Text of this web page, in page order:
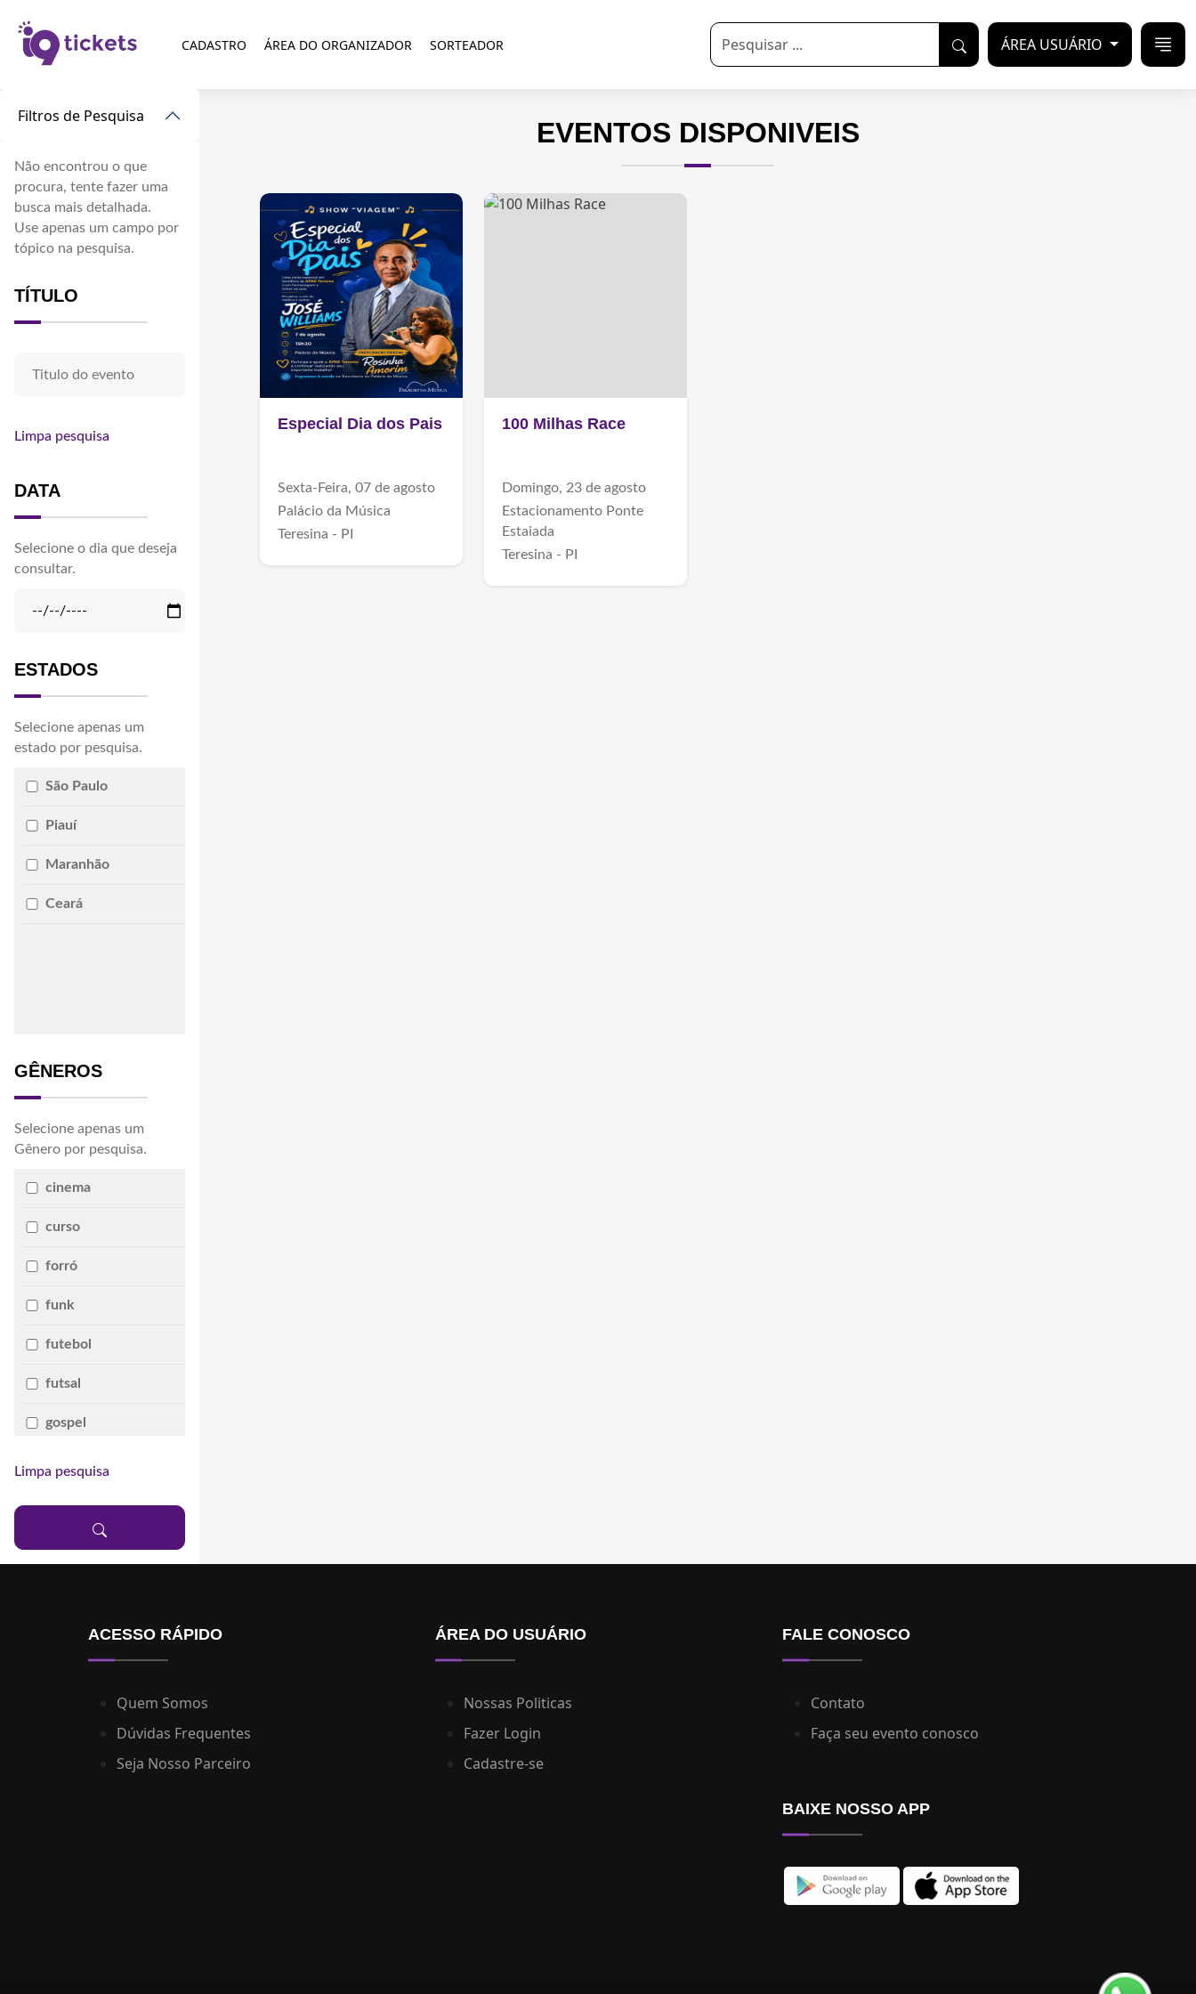
CADASTRO ÁREA DO ORGANIZADOR SORTEADOR ÁREA USUÁRIO
Filtros de Pesquisa
Não encontrou o que
procura, tente fazer uma
busca mais detalhada.
Use apenas um campo por
tópico na pesquisa.
TÍTULO
Limpa pesquisa
DATA
Selecione o dia que deseja
consultar.
ESTADOS
Selecione apenas um
estado por pesquisa.
São Paulo
Piauí
Maranhão
Ceará
GÊNEROS
Selecione apenas um
Gênero por pesquisa.
cinema
curso
forró
funk
futebol
futsal
gospel
show / música
solidariedade
Limpa pesquisa
EVENTOS DISPONIVEIS
Especial Dia dos Pais
Sexta-Feira, 07 de agosto
Palácio da Música
Teresina - PI
100 Milhas Race
Domingo, 23 de agosto
Estacionamento Ponte
Estaiada
Teresina - PI
ACESSO RÁPIDO
Quem Somos
Dúvidas Frequentes
Seja Nosso Parceiro
ÁREA DO USUÁRIO
Nossas Politicas
Fazer Login
Cadastre-se
FALE CONOSCO
Contato
Faça seu evento conosco
BAIXE NOSSO APP